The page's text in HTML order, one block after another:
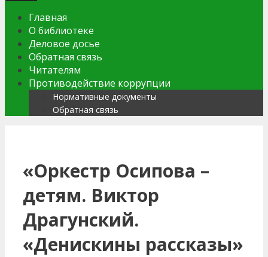
Главная
О библиотеке
Деловое досье
Обратная связь
Читателям
Противодействие коррупции
Нормативные документы
Обратная связь
«Оркестр Осипова –
детям. Виктор
Драгунский.
«Денискины рассказы»